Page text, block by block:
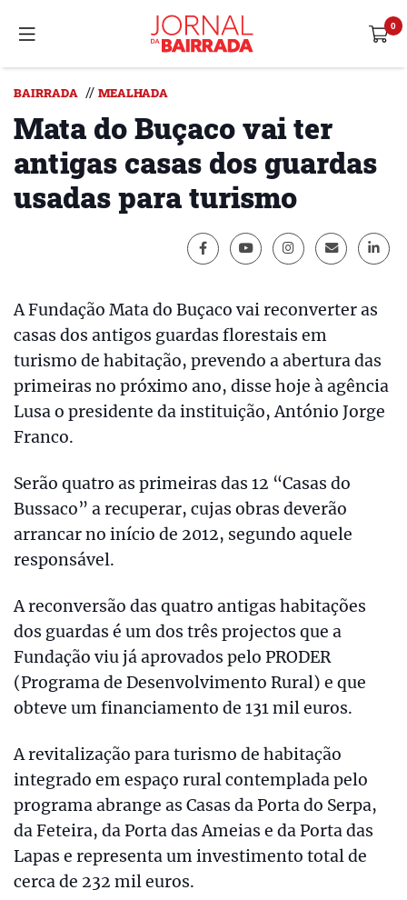
BAIRRADA // MEALHADA
Mata do Buçaco vai ter
antigas casas dos guardas
usadas para turismo
A Fundação Mata do Buçaco vai reconverter as
casas dos antigos guardas florestais em
turismo de habitação, prevendo a abertura das
primeiras no próximo ano, disse hoje à agência
Lusa o presidente da instituição, António Jorge
Franco.
Serão quatro as primeiras das 12 “Casas do
Bussaco” a recuperar, cujas obras deverão
arrancar no início de 2012, segundo aquele
responsável.
A reconversão das quatro antigas habitações
dos guardas é um dos três projectos que a
Fundação viu já aprovados pelo PRODER
(Programa de Desenvolvimento Rural) e que
obteve um financiamento de 131 mil euros.
A revitalização para turismo de habitação
integrado em espaço rural contemplada pelo
programa abrange as Casas da Porta do Serpa,
da Feteira, da Porta das Ameias e da Porta das
Lapas e representa um investimento total de
cerca de 232 mil euros.